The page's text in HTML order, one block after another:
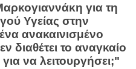
για τη
Υγείας στην
ανακαινισμένο
διαθέτει το αναγκαίο
να λειτουργήσει;"